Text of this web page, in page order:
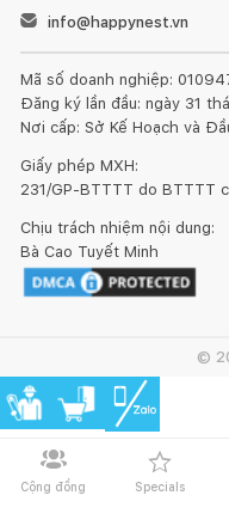
Cộng đồng Specials
info@happynest.vn
Mã số doanh nghiệp:
Đăng ký lần đầu: ngày 31
Nơi cấp: Sở Kế Hoạch và
Giấy phép MXH:
231/GP-BTTTT do BTTTT
Chịu trách nhiệm nội dung:
Bà Cao Tuyết Minh
©